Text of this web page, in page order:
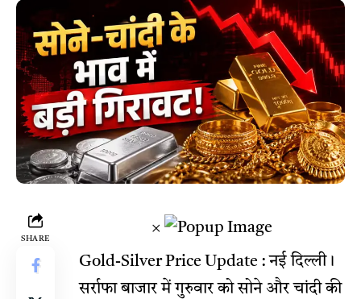
SHARE
×
Gold-Silver Price Update : नई दिल्ली।
सर्राफा बाजार में गुरुवार को सोने और चांदी की